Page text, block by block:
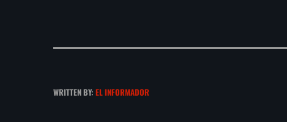
WRITTEN BY: EL INFORMADOR